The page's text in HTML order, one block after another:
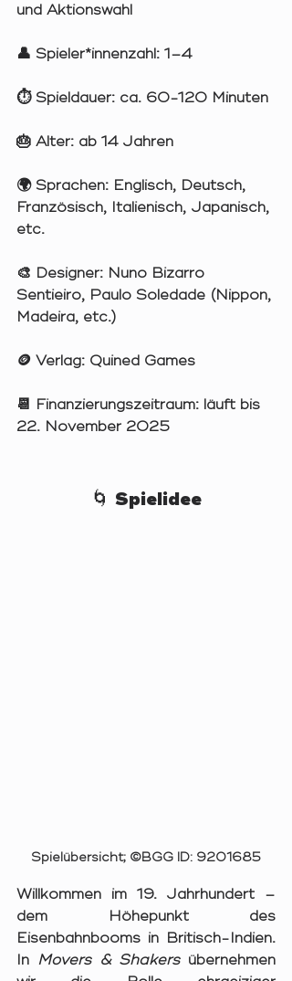
und Aktionswahl
👤 Spieler*innenzahl: 1–4
⏱️ Spieldauer: ca. 60-120 Minuten
🎂 Alter: ab 14 Jahren
🌍 Sprachen: Englisch, Deutsch,
Französisch, Italienisch, Japanisch,
etc.
🎨 Designer: Nuno Bizarro
Sentieiro, Paulo Soledade (Nippon,
Madeira, etc.)
🪙 Verlag: Quined Games
📆 Finanzierungszeitraum: läuft bis
22. November 2025
🌀 Spielidee
Spielübersicht; ©BGG ID: 9201685
Willkommen im 19. Jahrhundert –
dem Höhepunkt des
Eisenbahnbooms in Britisch-Indien.
In Movers & Shakers übernehmen